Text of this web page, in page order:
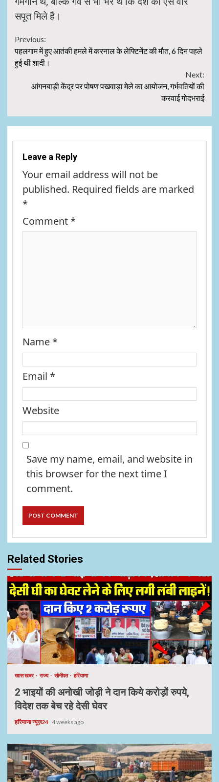
सपूत मिले हैं।
Continue
Reading
Previous:
पहलगाम में हुए आतंकी हमले में करनाल के लेफ्टिनेंट की मौत, 6 दिन पहले
हुई थी शादी।
Next:
आंगनबाड़ी केंद्र पर पोषण पखवाड़ा मेले का आयोजन, गर्भवतियों की
करवाई गोदभराई
Leave a Reply
Your email address will not be
published. Required fields are marked
*
Comment *
Name *
Email *
Website
Save my name, email, and website in
this browser for the next time I
comment.
Related Stories
खास खबर राज्य सोनीपत हरियाणा
2 भाइयों की अनोखी जोड़ी ने दान किये करोड़ों रुपये,
विदेश तक बेच रहे देसी घेवर
हरियाणा न्यूज़24 4 weeks ago